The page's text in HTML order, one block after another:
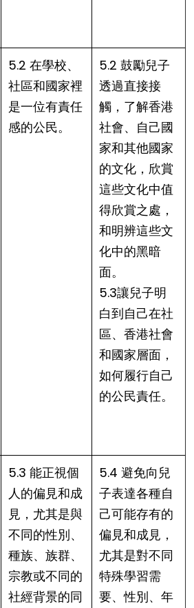
5.2 在學校、
社區和國家裡
是一位有責任
感的公民。
5.2 鼓勵兒子
透過直接接
觸，了解香港
社會、自己國
家和其他國家
的文化，欣賞
這些文化中值
得欣賞之處，
和明辨這些文
化中的黑暗
面。
5.3讓兒子明
白到自己在社
區、香港社會
和國家層面，
如何履行自己
的公民責任。
5.3 能正視個
人的偏見和成
見，尤其是與
不同的性別、
種族、族群、
宗教或不同的
社經背景的同
5.4 避免向兒
子表達各種自
己可能存有的
偏見和成見，
尤其是對不同
特殊學習需
要、性別、年